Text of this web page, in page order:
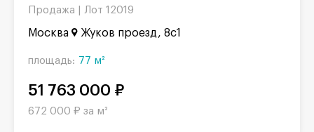
Продажа | Лот 12019
Москва Жуков проезд, 8с1
площадь: 77 м²
51 763 000 ₽
672 000 ₽ за м²